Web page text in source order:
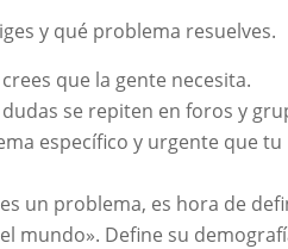
y qué problema resuelves.
que la gente necesita.
se repiten en foros y
específico y urgente que tu
un problema, es hora de
mundo». Define su